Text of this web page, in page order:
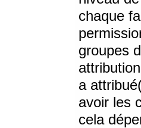
chaque
groupes
a
avoir les
cela